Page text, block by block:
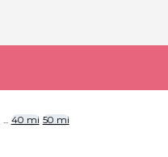
40 mi 50 mi